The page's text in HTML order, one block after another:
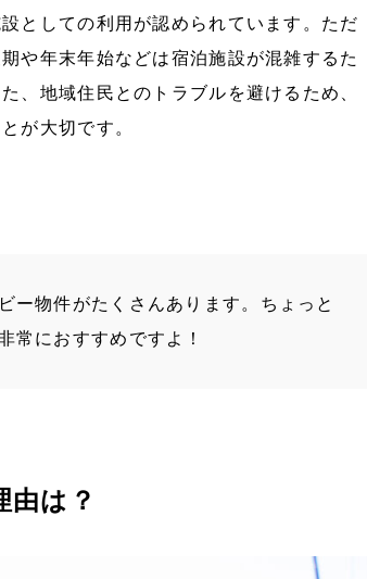
としての利用が認められています。ただ
や年末年始などは宿泊施設が混雑するた
、地域住民とのトラブルを避けるため、
が大切です。
ー物件がたくさんあります。ちょっと
常におすすめですよ！
は？